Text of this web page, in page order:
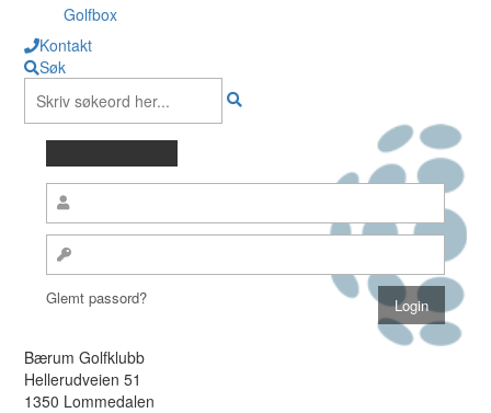
Golfbox
Kontakt
Søk
Glemt passord?
Bærum Golfklubb
Hellerudveien 51
1350 Lommedalen